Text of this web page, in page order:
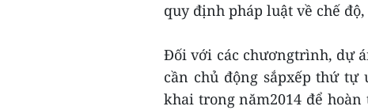
quy định pháp luật về chế
Đối với các chươngtrình, dự
cần chủ động sắpxếp thứ
khai trong năm2014 để